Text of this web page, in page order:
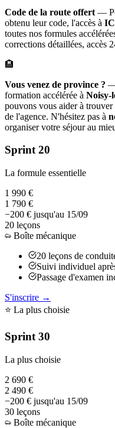
Code de la route offert —
obtenu leur code, l'accès à
toutes nos formules
corrections détaillées, accès
🏨
Vous venez de province ? —
formation accélérée à Noisy-
pouvons vous aider à
de l'agence. N'hésitez pas à
organiser votre séjour au
Sprint 20
La formule essentielle
1 990 €
1 790 €
−200 € jusqu'au 15/09
20 leçons
Boîte mécanique
20 leçons de
Suivi individuel
Passage d'examen
S'inscrire →
⭐ La plus choisie
Sprint 30
La plus choisie
2 690 €
2 490 €
−200 € jusqu'au 15/09
30 leçons
Boîte mécanique